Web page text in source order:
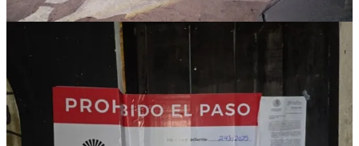
Estos rescates no son un caso aislado. Cancún, con su flujo
constante de turismo nacional e internacional, ha sido señalado
como un punto crítico para la trata de personas. Según el Informe
Global sobre Trata de Personas 2022 de la ONU, México es uno de
los países con mayor incidencia de este delito en América Latina, y
Quintana Roo destaca por su vulnerabilidad debido a la alta
demanda de servicios sexuales en zonas turísticas. La presencia de
mujeres extranjeras entre las víctimas refleja, además, cómo las redes
de trata aprovechan las crisis migratorias para captar a personas en
situación de precariedad.